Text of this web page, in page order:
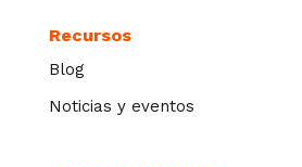
Recursos
Blog
Noticias y eventos